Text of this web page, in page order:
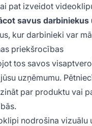
pat izveidot
savus
kur darbinieki var
priekšrocības
tos savos
uzņēmumu.
par produktu vai
nodrošina